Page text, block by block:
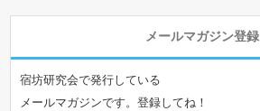
メールマガジン登録
宿坊研究会で発行している
メールマガジンです。登録してね！